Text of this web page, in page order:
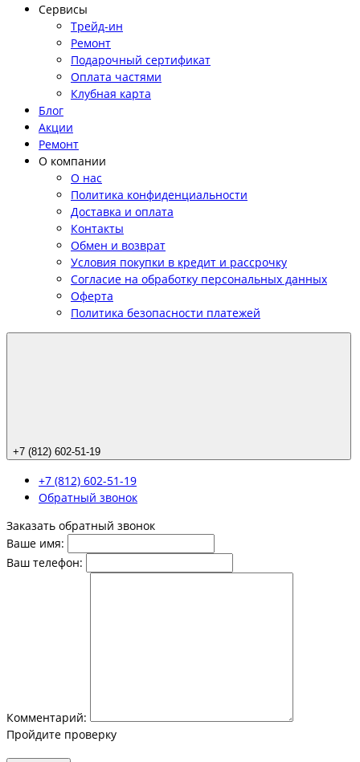
Сервисы
Трейд-ин
Ремонт
Подарочный сертификат
Оплата частями
Клубная карта
Блог
Акции
Ремонт
О компании
О нас
Политика конфиденциальности
Доставка и оплата
Контакты
Обмен и возврат
Условия покупки в кредит и рассрочку
Согласие на обработку персональных данных
Оферта
Политика безопасности платежей
+7 (812) 602-51-19
+7 (812) 602-51-19
Обратный звонок
Заказать обратный звонок
Ваше имя:
Ваш телефон:
Комментарий:
Пройдите проверку